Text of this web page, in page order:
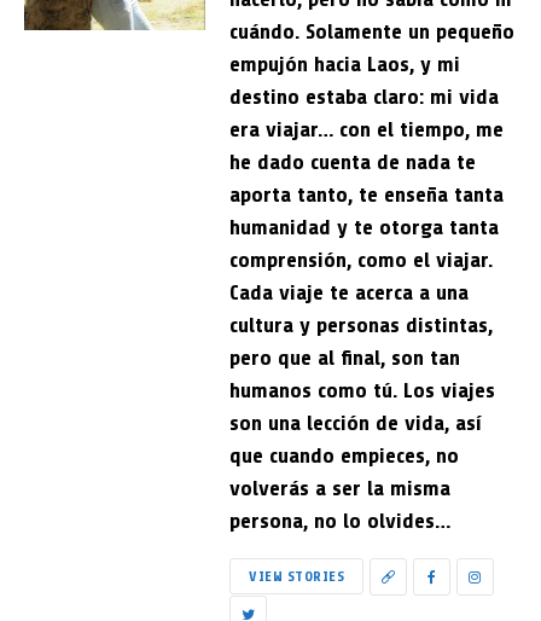
cuándo. Solamente un pequeño
empujón hacia Laos, y mi
destino estaba claro: mi vida
era viajar… con el tiempo, me
he dado cuenta de nada te
aporta tanto, te enseña tanta
humanidad y te otorga tanta
comprensión, como el viajar.
Cada viaje te acerca a una
cultura y personas distintas,
pero que al final, son tan
humanos como tú. Los viajes
son una lección de vida, así
que cuando empieces, no
volverás a ser la misma
persona, no lo olvides…
VIEW STORIES